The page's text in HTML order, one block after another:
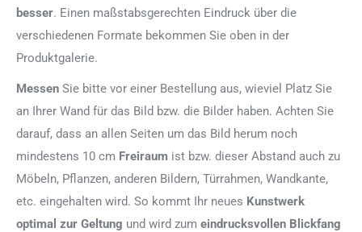
besser. Einen maßstabsgerechten Eindruck über die
verschiedenen Formate bekommen Sie oben in der
Produktgalerie.
Messen Sie bitte vor einer Bestellung aus, wieviel Platz Sie
an Ihrer Wand für das Bild bzw. die Bilder haben. Achten Sie
darauf, dass an allen Seiten um das Bild herum noch
mindestens 10 cm Freiraum ist bzw. dieser Abstand auch zu
Möbeln, Pflanzen, anderen Bildern, Türrahmen, Wandkante,
etc. eingehalten wird. So kommt Ihr neues Kunstwerk
optimal zur Geltung und wird zum eindrucksvollen Blickfang